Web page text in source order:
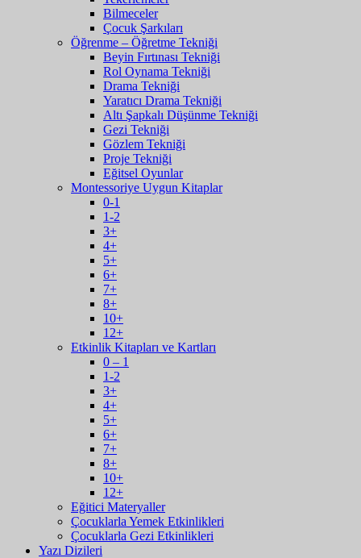
Bilmeceler
Çocuk Şarkıları
Öğrenme – Öğretme Tekniği
Beyin Fırtınası Tekniği
Rol Oynama Tekniği
Drama Tekniği
Yaratıcı Drama Tekniği
Altı Şapkalı Düşünme Tekniği
Gezi Tekniği
Gözlem Tekniği
Proje Tekniği
Eğitsel Oyunlar
Montessoriye Uygun Kitaplar
0-1
1-2
3+
4+
5+
6+
7+
8+
10+
12+
Etkinlik Kitapları ve Kartları
0 – 1
1-2
3+
4+
5+
6+
7+
8+
10+
12+
Eğitici Materyaller
Çocuklarla Yemek Etkinlikleri
Çocuklarla Gezi Etkinlikleri
Yazı Dizileri